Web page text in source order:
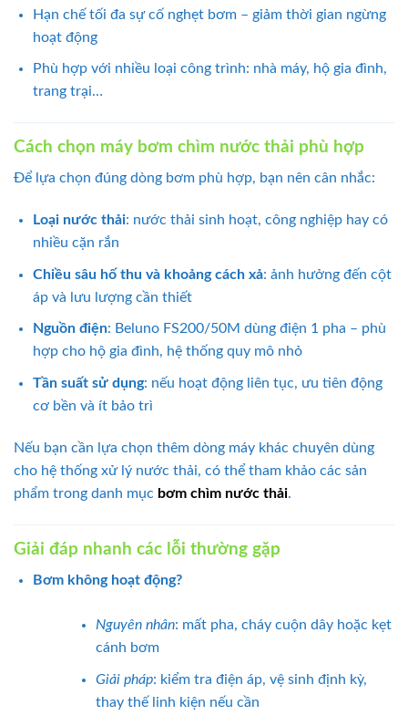
Hạn chế tối đa sự cố nghẹt bơm – giảm thời gian ngừng
hoạt động
Phù hợp với nhiều loại công trình: nhà máy, hộ gia đình,
trang trại…
Cách chọn máy bơm chìm nước thải phù hợp
Để lựa chọn đúng dòng bơm phù hợp, bạn nên cân nhắc:
Loại nước thải: nước thải sinh hoạt, công nghiệp hay có
nhiều cặn rắn
Chiều sâu hố thu và khoảng cách xả: ảnh hưởng đến cột
áp và lưu lượng cần thiết
Nguồn điện: Beluno FS200/50M dùng điện 1 pha – phù
hợp cho hộ gia đình, hệ thống quy mô nhỏ
Tần suất sử dụng: nếu hoạt động liên tục, ưu tiên động
cơ bền và ít bảo trì
Nếu bạn cần lựa chọn thêm dòng máy khác chuyên dùng
cho hệ thống xử lý nước thải, có thể tham khảo các sản
phẩm trong danh mục bơm chìm nước thải.
Giải đáp nhanh các lỗi thường gặp
Bơm không hoạt động?
Nguyên nhân: mất pha, cháy cuộn dây hoặc kẹt
cánh bơm
Giải pháp: kiểm tra điện áp, vệ sinh định kỳ,
thay thế linh kiện nếu cần